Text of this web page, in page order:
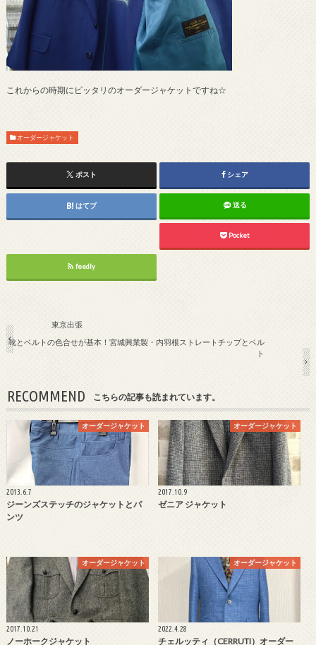
これからの時期にピッタリのオーダージャケットですね☆
オーダージャケット
ポスト シェア
はてブ 送る
Pocket
feedly
東京出張
靴とベルトの色合せが基本！宮城興業製・内羽根ストレートチップとベル
ト
RECOMMEND こちらの記事も読まれています。
オーダージャケット
2013.6.7
ジーンズステッチのジャケットとパ
ンツ
オーダージャケット
2017.10.9
ゼニア ジャケット
オーダージャケット
2017.10.21
ノーホークジャケット
オーダージャケット
2022.4.28
チェルッティ（CERRUTI）オーダー